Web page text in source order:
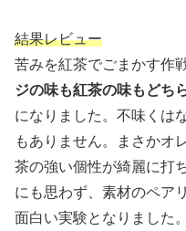
結果レビュー
苦みを紅茶でごまかす作
ジの味も紅茶の味もどち
になりました。不味くは
もありません。まさかオ
茶の強い個性が綺麗に打
にも思わず、素材のペア
面白い実験となりました。